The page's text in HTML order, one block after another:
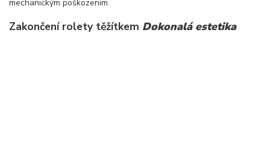
mechanickým poškozením.
Zakončení rolety těžítkem Dokonalá estetika